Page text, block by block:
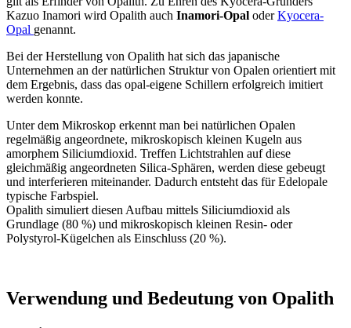
Kazuo Inamori wird Opalith auch Inamori-Opal oderKyocera-
Opal genannt.
Bei der Herstellung von Opalith hat sich das japanische
Unternehmen an der natürlichen Struktur von Opalen orientiert mit
dem Ergebnis, dass das opal-eigene Schillern erfolgreich imitiert
werden konnte.
Unter dem Mikroskop erkennt man bei natürlichen Opalen
regelmäßig angeordnete, mikroskopisch kleinen Kugeln aus
amorphem Siliciumdioxid. Treffen Lichtstrahlen auf diese
gleichmäßig angeordneten Silica-Sphären, werden diese gebeugt
und interferieren miteinander. Dadurch entsteht das für Edelopale
typische Farbspiel.
Opalith simuliert diesen Aufbau mittels Siliciumdioxid als
Grundlage (80 %) und mikroskopisch kleinen Resin- oder
Polystyrol-Kügelchen als Einschluss (20 %).
Verwendung und Bedeutung von Opalith